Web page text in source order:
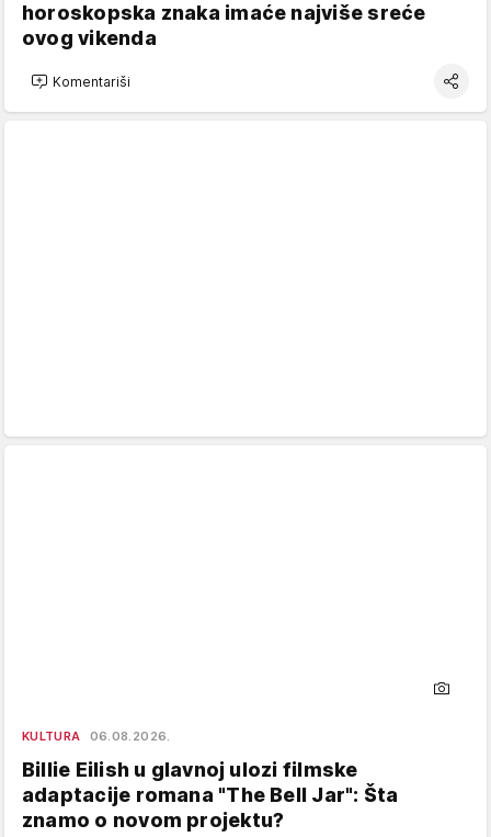
horoskopska znaka imaće najviše sreće
ovog vikenda
Komentariši
KULTURA 06.08.2026.
Billie Eilish u glavnoj ulozi filmske
adaptacije romana "The Bell Jar": Šta
znamo o novom projektu?